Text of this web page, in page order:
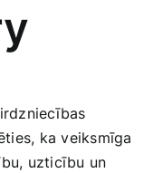
ka veiksmīga
uzticību un